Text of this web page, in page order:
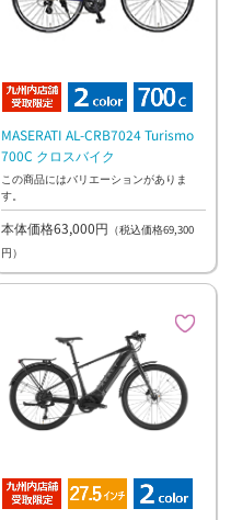
MASERATI AL-CRB7024 Turismo
700C クロスバイク
この商品にはバリエーションがありま
す。
本体価格63,000円 （税込価格69,300
円）